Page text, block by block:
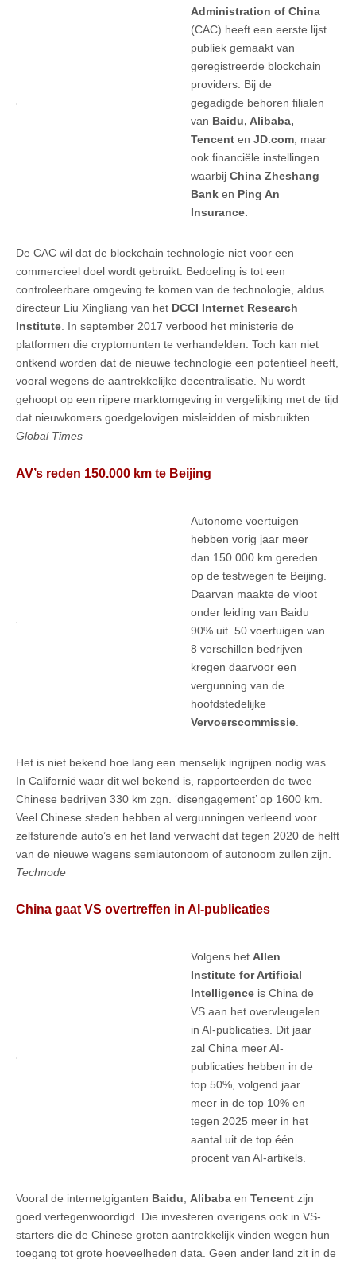
Administration of China
(CAC) heeft een eerste lijst
publiek gemaakt van
geregistreerde blockchain
providers. Bij de
gegadigde behoren filialen
van Baidu, Alibaba,
Tencent enJD.com, maar
ook financiële instellingen
waarbijChina Zheshang
Bank en Ping An
Insurance.
De CAC wil dat de blockchain technologie niet voor een
commercieel doel wordt gebruikt. Bedoeling is tot een
controleerbare omgeving te komen van de technologie, aldus
directeur Liu Xingliang van het DCCI Internet Research
Institute. In september 2017 verbood het ministerie de
platformen die cryptomunten te verhandelden. Toch kan niet
ontkend worden dat de nieuwe technologie een potentieel heeft,
vooral wegens de aantrekkelijke decentralisatie. Nu wordt
gehoopt op een rijpere marktomgeving in vergelijking met de tijd
dat nieuwkomers goedgelovigen misleidden of misbruikten.
Global Times
AV’s reden 150.000 km te Beijing
Autonome voertuigen
hebben vorig jaar meer
dan 150.000 km gereden
op de testwegen te Beijing.
Daarvan maakte de vloot
onder leiding van Baidu
90% uit. 50 voertuigen van
8 verschillen bedrijven
kregen daarvoor een
vergunning van de
hoofdstedelijke
Vervoerscommissie
Het is niet bekend hoe lang een menselijk ingrijpen nodig was.
In Californië waar dit wel bekend is, rapporteerden de twee
Chinese bedrijven 330 km zgn. ‘disengagement’ op 1600 km.
Veel Chinese steden hebben al vergunningen verleend voor
zelfsturende auto’s en het land verwacht dat tegen 2020 de helft
van de nieuwe wagens semiautonoom of autonoom zullen zijn.
Technode
China gaat VS overtreffen in AI-publicaties
Volgens hetAllen
Institute for Artificial
Intelligence is China de
VS aan het overvleugelen
in AI-publicaties. Dit jaar
zal China meer AI-
publicaties hebben in de
top 50%, volgend jaar
meer in de top 10% en
tegen 2025 meer in het
aantal uit de top één
procent van AI-artikels.
Vooral de internetgiganten Baidu, Alibaba en Tencent zijn
goed vertegenwoordigd. Die investeren overigens ook in VS-
starters die de Chinese groten aantrekkelijk vinden wegen hun
toegang tot grote hoeveelheden data. Geen ander land zit in de